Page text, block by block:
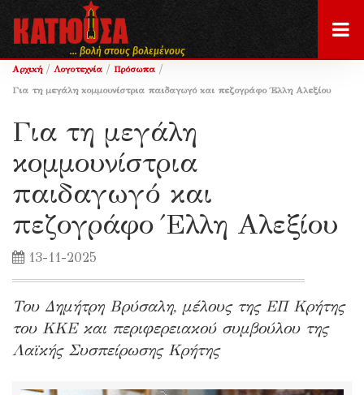
... βολή στους βολεμένους
Αρχική / Λογοτεχνία / Πρόσωπα /
Για τη μεγάλη κομμουνίστρια παιδαγωγό και πεζογράφο Έλλη Αλεξίου
Για τη μεγάλη
κομμουνίστρια
παιδαγωγό και
πεζογράφο Έλλη Αλεξίου
13-11-2025
Του Δημήτρη Βρύσαλη, μέλους της ΕΠ Κρήτης
του ΚΚΕ και περιφερειακού συμβούλου της
Λαϊκής Συσπείρωσης Κρήτης